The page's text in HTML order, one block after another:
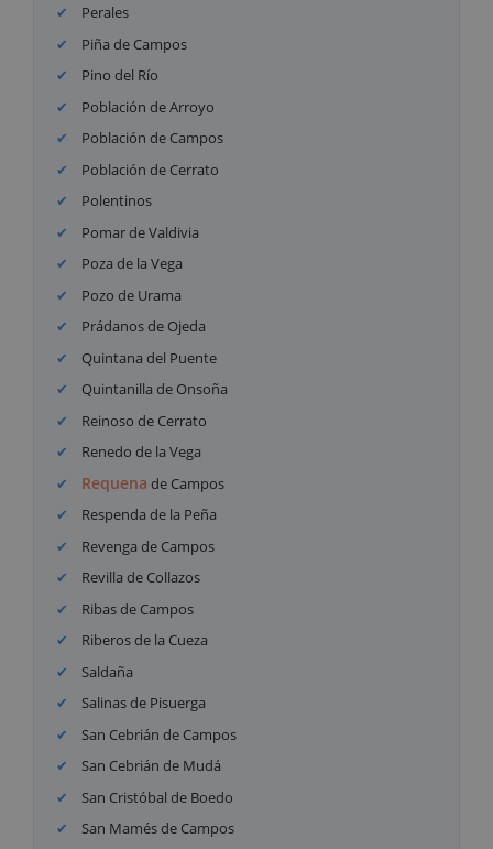
Perales
Piña de Campos
Pino del Río
Población de Arroyo
Población de Campos
Población de Cerrato
Polentinos
Pomar de Valdivia
Poza de la Vega
Pozo de Urama
Prádanos de Ojeda
Quintana del Puente
Quintanilla de Onsoña
Reinoso de Cerrato
Renedo de la Vega
Requena de Campos
Respenda de la Peña
Revenga de Campos
Revilla de Collazos
Ribas de Campos
Riberos de la Cueza
Saldaña
Salinas de Pisuerga
San Cebrián de Campos
San Cebrián de Mudá
San Cristóbal de Boedo
San Mamés de Campos